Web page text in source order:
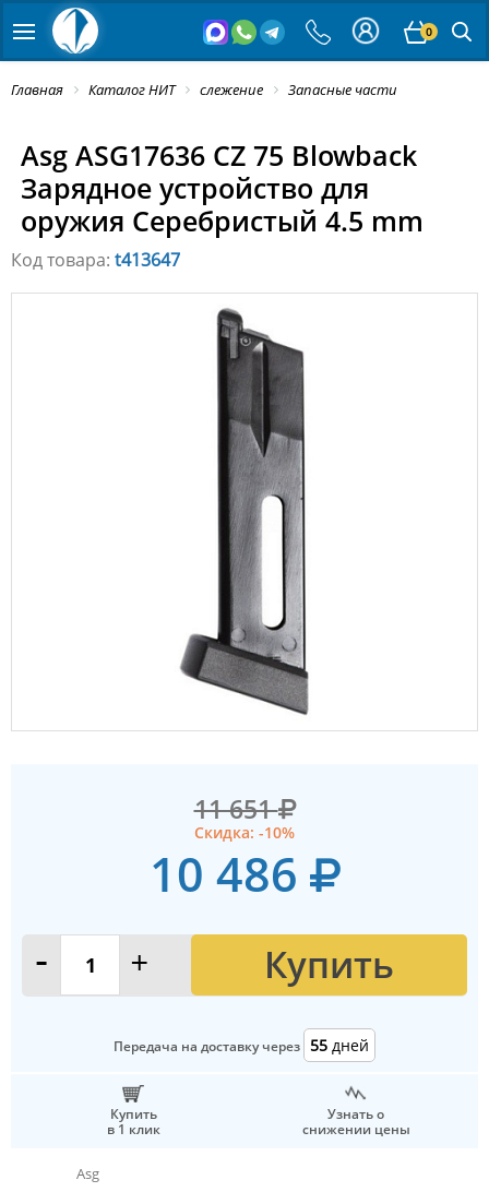
0
Главная Каталог НИТ слежение Запасные части
Asg ASG17636 CZ 75 Blowback
Зарядное устройство для
оружия Серебристый 4.5 mm
Код товара: t413647
11 651
Скидка: -10%
10 486
- + Купить
Передача на доставку через 55 дней
Купить
в 1 клик
Узнать о
снижении цены
Asg